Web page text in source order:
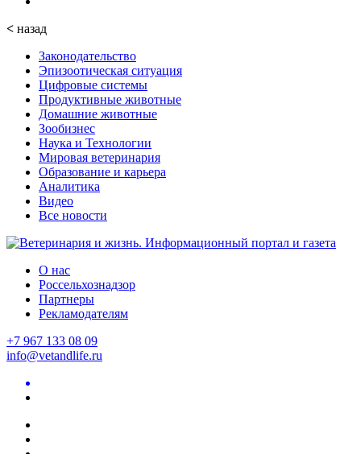
< назад
Законодательство
Эпизоотическая ситуация
Цифровые системы
Продуктивные животные
Домашние животные
Зообизнес
Наука и Технологии
Мировая ветеринария
Образование и карьера
Аналитика
Видео
Все новости
О нас
Россельхознадзор
Партнеры
Рекламодателям
+7 967 133 08 09
info@vetandlife.ru